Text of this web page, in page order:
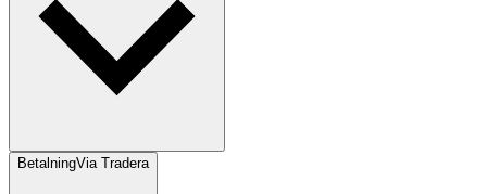
BetalningVia Tradera